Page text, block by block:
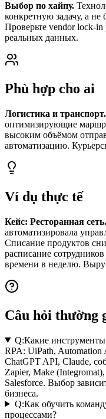
Выбор по хайпу.
конкретную задачу, а
Проверьте vendor lock-
реальных данных.
Phù hợp cho ai
Логистика и транспорт.
оптимизирующие
высоким объёмом
автоматизацию.
Ví dụ thực tế
Кейс: Ресторанная сеть.
автоматизировала
Списание продуктов
расписание
времени в неделю.
Câu hỏi thường
Q:Какие
RPA: UiPath, Automation
ChatGPT API, Claude,
Zapier, Make
Salesforce. Выбор
бизнеса.
Q:Как обучить
процессами?